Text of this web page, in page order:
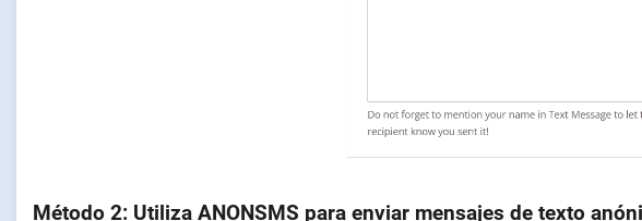
Método 2: Utiliza ANONSMS para enviar mensajes de texto